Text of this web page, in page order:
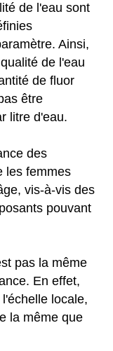
de l'eau sont
Ainsi,
de l'eau
de fluor
être
litre d'eau.
des
les femmes
vis-à-vis des
pouvant
pas la même
En effet,
locale,
la même que